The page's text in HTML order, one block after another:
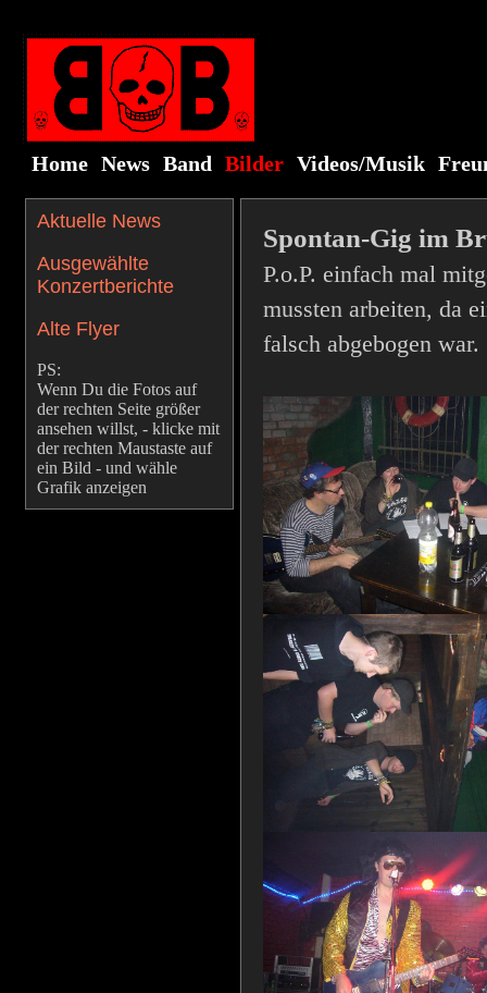
Home News Band Bilder Videos/Musik
Aktuelle News
Ausgewählte
Konzertberichte
Alte Flyer
PS:
Wenn Du die Fotos auf
der rechten Seite größer
ansehen willst, - klicke mit
der rechten Maustaste auf
ein Bild - und wähle
Grafik anzeigen
Spontan-Gig im
P.o.P. einfach mal
mussten arbeiten, da
falsch abgebogen war.